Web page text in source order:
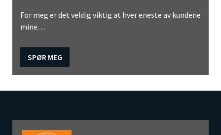
For meg er det veldig viktig at hver eneste av kundene
mine…
SPØR MEG